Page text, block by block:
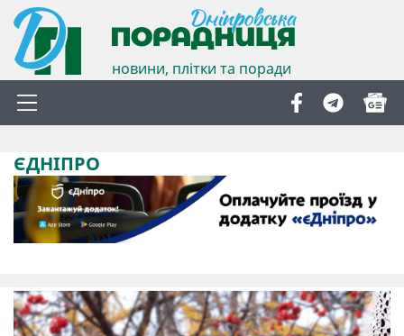
новини, плітки та поради
ЄДНІПРО